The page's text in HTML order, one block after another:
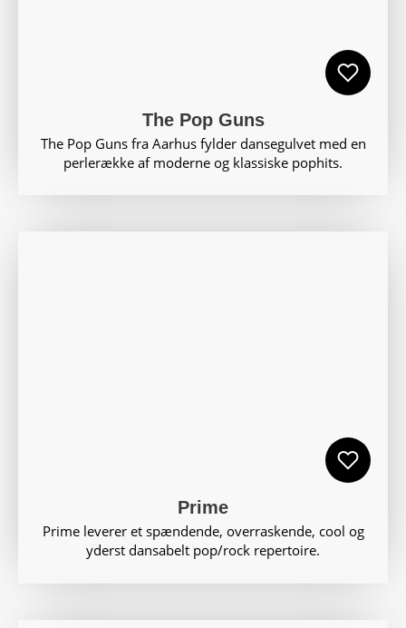
The Pop Guns
The Pop Guns fra Aarhus fylder dansegulvet med en
perlerække af moderne og klassiske pophits.
Prime
Prime leverer et spændende, overraskende, cool og
yderst dansabelt pop/rock repertoire.